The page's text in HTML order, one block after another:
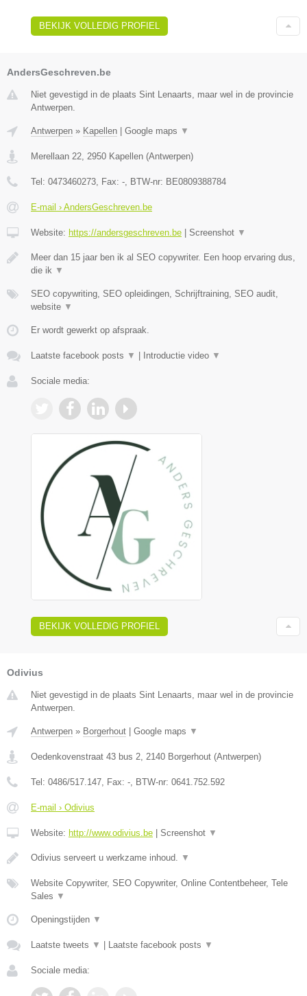
BEKIJK VOLLEDIG PROFIEL
AndersGeschreven.be
Niet gevestigd in de plaats Sint Lenaarts, maar wel in de provincie
Antwerpen.
Antwerpen » Kapellen | Google maps ▼
Merellaan 22 2950 Kapellen (Antwerpen)
Tel: 0473460273 , Fax: - , BTW-nr: BE0809388784
E-mail › AndersGeschreven.be
Website: https://andersgeschreven.be | Screenshot ▼
Meer dan 15 jaar ben ik al SEO copywriter. Een hoop ervaring dus,
die ik ▼
SEO copywriting, SEO opleidingen, Schrijftraining, SEO audit,
website ▼
Er wordt gewerkt op afspraak.
Laatste facebook posts ▼ | Introductie video ▼
Sociale media:
BEKIJK VOLLEDIG PROFIEL
Odivius
Niet gevestigd in de plaats Sint Lenaarts, maar wel in de provincie
Antwerpen.
Antwerpen » Borgerhout | Google maps ▼
Oedenkovenstraat 43 bus 2 2140 Borgerhout (Antwerpen)
Tel: 0486/517.147 , Fax: - , BTW-nr: 0641.752.592
E-mail › Odivius
Website: http://www.odivius.be | Screenshot ▼
Odivius serveert u werkzame inhoud. ▼
Website Copywriter, SEO Copywriter, Online Contentbeheer, Tele
Sales ▼
Openingstijden ▼
Laatste tweets ▼ | Laatste facebook posts ▼
Sociale media: